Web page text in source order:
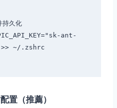
久化
ant-
~/.zshrc
置（推薦）